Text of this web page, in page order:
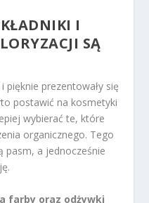
I
SĄ
pięknie prezentowały się
postawić na kosmetyki
wybierać te, które
organicznego. Tego
pasm, a jednocześnie
farby oraz odżywki